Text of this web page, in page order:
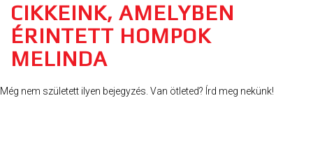
CIKKEINK, AMELYBEN
ÉRINTETT HOMPOK
MELINDA
Még nem született ilyen bejegyzés. Van ötleted? Írd meg nekünk!